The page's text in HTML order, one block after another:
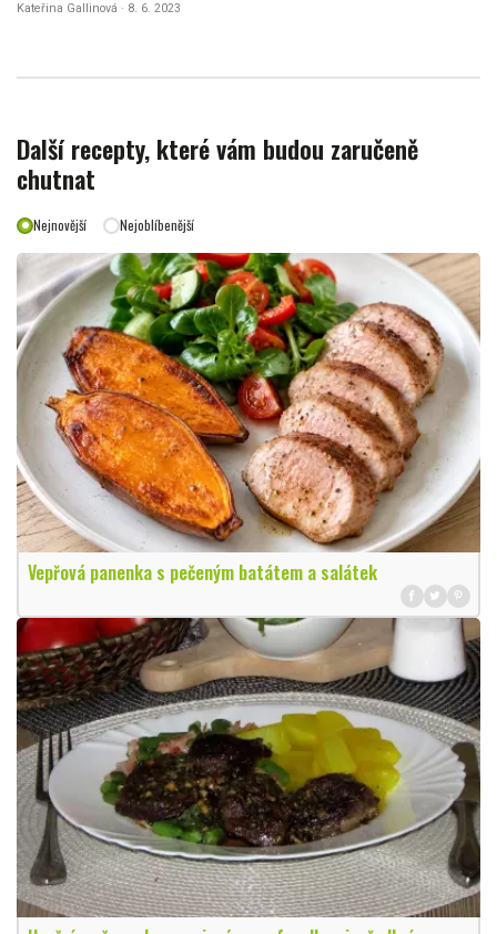
Kateřina Gallinová · 8. 6. 2023
Další recepty, které vám budou zaručeně
chutnat
Nejnovější Nejoblíbenější
Vepřová panenka s pečeným batátem a salátek